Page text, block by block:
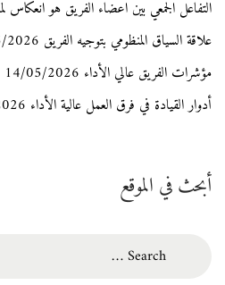
التفاعل الجمعي بين اعضاء الفريق هو انعكاس
علاقة السياق المنظومي بتوجيه الفريق 2026
مؤشرات الفريق عالي الأداء 14/05/2026
أدوار القيادة في فرق العمل عالية الأداء
أبحث في الموقع